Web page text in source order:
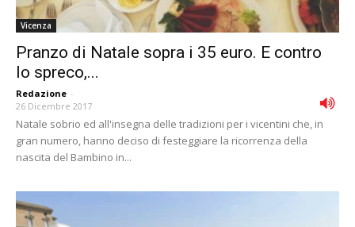
Vicenza
Pranzo di Natale sopra i 35 euro. E contro
lo spreco,...
Redazione -
26 Dicembre 2017
Natale sobrio ed all'insegna delle tradizioni per i vicentini che, in
gran numero, hanno deciso di festeggiare la ricorrenza della
nascita del Bambino in...